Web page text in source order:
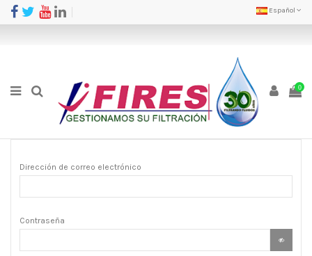
Español
0
Dirección de correo electrónico
Contraseña